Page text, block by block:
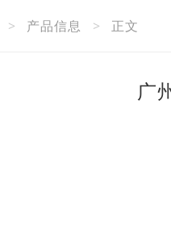
> 产品信息 > 正文
广